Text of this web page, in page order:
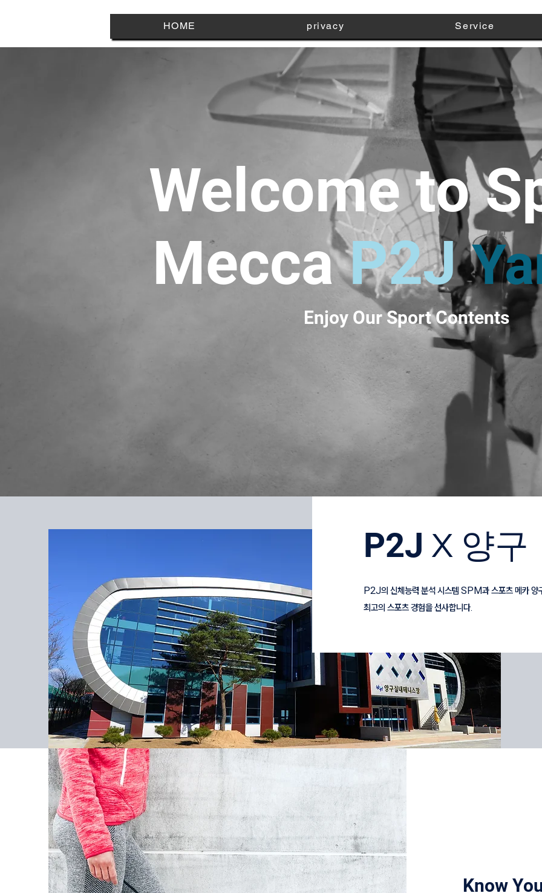
HOME privacy Service
Welcome to
MeccaP2J
Enjoy Our Sport Contents
P2J X양구
P2J의 신체능력 분석 시스템 SPM과 스포츠 메카 양
​최고의 스포츠 경험을 선사합니다.
Know